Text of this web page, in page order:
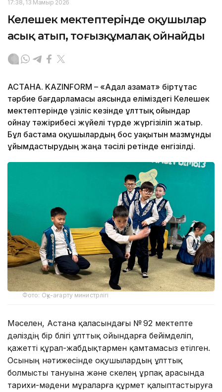
17:38, 13 Мамыр 2026
Келешек мектептерінде оқушылар
асық атып, тоғызқұмалақ ойнайды
АСТАНА. KAZINFORM – «Адал азамат» біртұтас
тәрбие бағдарламасы аясында еліміздегі Келешек
мектептерінде үзіліс кезінде ұлттық ойындар
ойнау тәжірибесі жүйелі түрде жүргізіліп жатыр.
Бұл бастама оқушылардың бос уақытын мазмұнды
ұйымдастырудың жаңа тәсілі ретінде енгізілді.
Фото: Оқу-ағарту министрлігі
Мәселен, Астана қаласындағы № 92 мектепте
дәліздің бір бөлігі ұлттық ойындарға бейімделіп,
қажетті құрал-жабдықтармен қамтамасыз етілген.
Осының нәтижесінде оқушылардың ұлттық
болмысты тануына және өскелең ұрпақ арасында
тарихи-мәдени мұраларға құрмет қалыптастыруға